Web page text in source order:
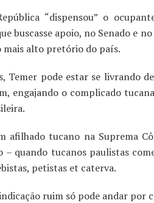
“dispensou” o
buscasse apoio, no Senado e
mais alto pretório do país.
Temer pode estar se livrando
engajando o complicado
afilhado tucano na Suprema
– quando tucanos paulistas
petistas et caterva.
ruim só pode andar por